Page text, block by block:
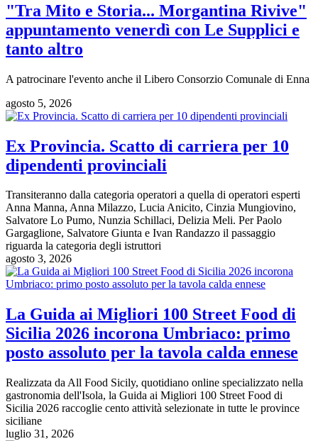
"Tra Mito e Storia... Morgantina Rivive"
appuntamento venerdì con Le Supplici e
tanto altro
A patrocinare l'evento anche il Libero Consorzio Comunale di Enna
agosto 5, 2026
Ex Provincia. Scatto di carriera per 10
dipendenti provinciali
Transiteranno dalla categoria operatori a quella di operatori esperti
Anna Manna, Anna Milazzo, Lucia Anicito, Cinzia Mungiovino,
Salvatore Lo Pumo, Nunzia Schillaci, Delizia Meli. Per Paolo
Gargaglione, Salvatore Giunta e Ivan Randazzo il passaggio
riguarda la categoria degli istruttori
agosto 3, 2026
La Guida ai Migliori 100 Street Food di
Sicilia 2026 incorona Umbriaco: primo
posto assoluto per la tavola calda ennese
Realizzata da All Food Sicily, quotidiano online specializzato nella
gastronomia dell'Isola, la Guida ai Migliori 100 Street Food di
Sicilia 2026 raccoglie cento attività selezionate in tutte le province
siciliane
luglio 31, 2026